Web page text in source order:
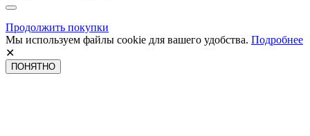
Продолжить покупки
Мы используем файлы cookie для вашего удобства. Подробнее
✕
ПОНЯТНО